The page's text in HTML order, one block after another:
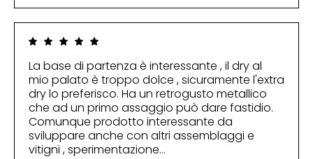
La base di partenza è interessante , il dry al
mio palato è troppo dolce , sicuramente l'extra
dry lo preferisco. Ha un retrogusto metallico
che ad un primo assaggio può dare fastidio.
Comunque prodotto interessante da
sviluppare anche con altri assemblaggi e
vitigni , sperimentazione...